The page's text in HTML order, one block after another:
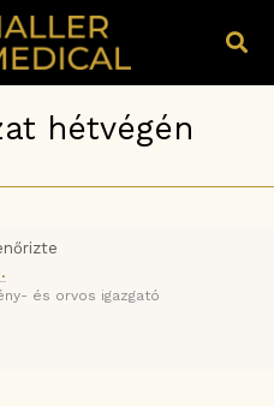
hétvégén
és orvos igazgató